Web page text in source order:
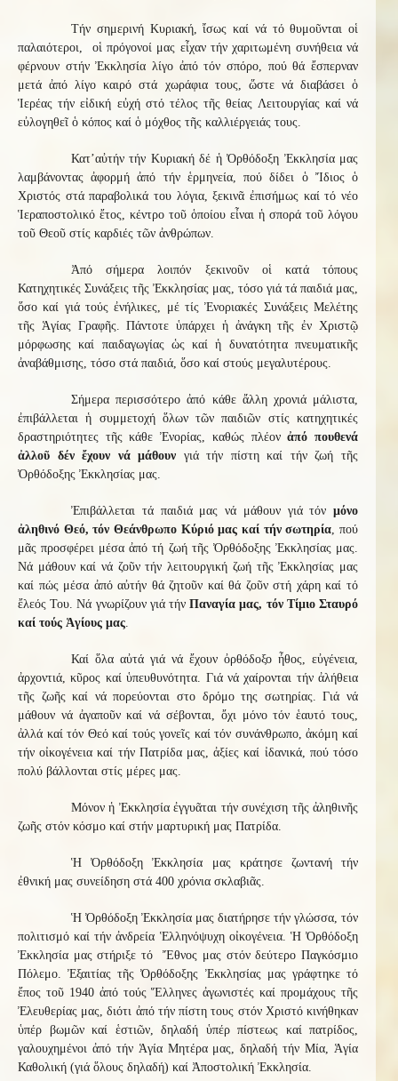
Τήν σημερινή Κυριακή, ἴσως καί νά τό θυμοῦνται οἱ
παλαιότεροι, οἱ πρόγονοί μας εἶχαν τήν χαριτωμένη συνήθεια νά
φέρνουν στήν Ἐκκλησία λίγο ἀπό τόν σπόρο, πού θά ἔσπερναν
μετά ἀπό λίγο καιρό στά χωράφια τους, ὥστε νά διαβάσει ὁ
Ἱερέας τήν εἰδική εὐχή στό τέλος τῆς θείας Λειτουργίας καί νά
εὐλογηθεῖ ὁ κόπος καί ὁ μόχθος τῆς καλλιέργειάς τους.
Κατ’αὐτήν τήν Κυριακή δέ ἡ Ὀρθόδοξη Ἐκκλησία μας
λαμβάνοντας ἀφορμή ἀπό τήν ἑρμηνεία, πού δίδει ὁ Ἴδιος ὁ
Χριστός στά παραβολικά του λόγια, ξεκινᾶ ἐπισήμως καί τό νέο
Ἱεραποστολικό ἔτος, κέντρο τοῦ ὁποίου εἶναι ἡ σπορά τοῦ λόγου
τοῦ Θεοῦ στίς καρδιές τῶν ἀνθρώπων.
Ἀπό σήμερα λοιπόν ξεκινοῦν οἱ κατά τόπους
Κατηχητικές Συνάξεις τῆς Ἐκκλησίας μας, τόσο γιά τά παιδιά μας,
ὅσο καί γιά τούς ἐνήλικες, μέ τίς Ἐνοριακές Συνάξεις Μελέτης
τῆς Ἁγίας Γραφῆς. Πάντοτε ὑπάρχει ἡ ἀνάγκη τῆς ἐν Χριστῷ
μόρφωσης καί παιδαγωγίας ὡς καί ἡ δυνατότητα πνευματικῆς
ἀναβάθμισης, τόσο στά παιδιά, ὅσο καί στούς μεγαλυτέρους.
Σήμερα περισσότερο ἀπό κάθε ἄλλη χρονιά μάλιστα,
ἐπιβάλλεται ἡ συμμετοχή ὅλων τῶν παιδιῶν στίς κατηχητικές
δραστηριότητες τῆς κάθε Ἐνορίας, καθώς πλέονἀπό πουθενά
ἀλλοῦ δέν ἔχουν νά μάθουν γιά τήν πίστη καί τήν ζωή τῆς
Ὀρθόδοξης Ἐκκλησίας μας.
Ἐπιβάλλεται τά παιδιά μας νά μάθουν γιά τόν μόνο
ἀληθινό Θεό, τόν Θεάνθρωπο Κύριό μας καί τήν σωτηρία, πού
μᾶς προσφέρει μέσα ἀπό τή ζωή τῆς Ὀρθόδοξης Ἐκκλησίας μας.
Νά μάθουν καί νά ζοῦν τήν λειτουργική ζωή τῆς Ἐκκλησίας μας
καί πώς μέσα ἀπό αὐτήν θά ζητοῦν καί θά ζοῦν στή χάρη καί τό
ἔλεός Του. Νά γνωρίζουν γιά τήνΠαναγία μας, τόν Τίμιο Σταυρό
καί τούς Ἁγίους μας.
Καί ὅλα αὐτά γιά νά ἔχουν ὀρθόδοξο ἦθος, εὐγένεια,
ἀρχοντιά, κῦρος καί ὑπευθυνότητα. Γιά νά χαίρονται τήν ἀλήθεια
τῆς ζωῆς καί νά πορεύονται στο δρόμο της σωτηρίας. Γιά νά
μάθουν νά ἀγαποῦν καί νά σέβονται, ὄχι μόνο τόν ἑαυτό τους,
ἀλλά καί τόν Θεό καί τούς γονεῖς καί τόν συνάνθρωπο, ἀκόμη καί
τήν οἰκογένεια καί τήν Πατρίδα μας, ἀξίες καί ἰδανικά, πού τόσο
πολύ βάλλονται στίς μέρες μας.
Μόνον ἡ Ἐκκλησία ἐγγυᾶται τήν συνέχιση τῆς ἀληθινῆς
ζωῆς στόν κόσμο καί στήν μαρτυρική μας Πατρίδα.
Ἡ Ὀρθόδοξη Ἐκκλησία μας κράτησε ζωντανή τήν
ἐθνική μας συνείδηση στά 400 χρόνια σκλαβιᾶς.
Ἡ Ὀρθόδοξη Ἐκκλησία μας διατήρησε τήν γλώσσα, τόν
πολιτισμό καί τήν ἀνδρεία Ἑλληνόψυχη οἰκογένεια. Ἡ Ὀρθόδοξη
Ἐκκλησία μας στήριξε τό Ἔθνος μας στόν δεύτερο Παγκόσμιο
Πόλεμο. Ἐξαιτίας τῆς Ὀρθόδοξης Ἐκκλησίας μας γράφτηκε τό
ἔπος τοῦ 1940 ἀπό τούς Ἕλληνες ἀγωνιστές καί προμάχους τῆς
Ἐλευθερίας μας, διότι ἀπό τήν πίστη τους στόν Χριστό κινήθηκαν
ὑπέρ βωμῶν καί ἑστιῶν, δηλαδή ὑπέρ πίστεως καί πατρίδος,
γαλουχημένοι ἀπό τήν Ἁγία Μητέρα μας, δηλαδή τήν Μία, Ἁγία
Καθολική (γιά ὅλους δηλαδή) καί Ἀποστολική Ἐκκλησία.